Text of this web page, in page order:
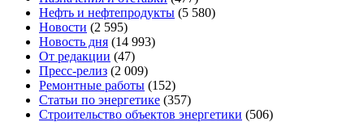
Нефть и нефтепродукты (5 580)
Новости (2 595)
Новость дня (14 993)
От редакции (47)
Пресс-релиз (2 009)
Ремонтные работы (152)
Статьи по энергетике (357)
Строительство объектов энергетики (506)